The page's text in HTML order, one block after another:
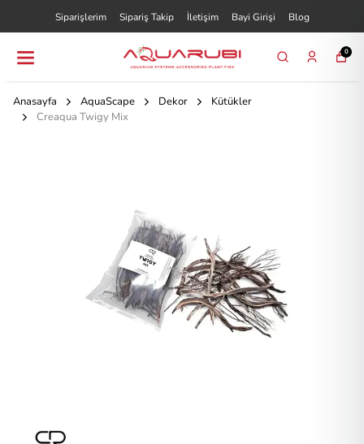
Siparişlerim Sipariş Takip İletişim Bayi Girişi Blog
0
Anasayfa AquaScape Dekor
Kütükler
Creaqua Twigy Mix